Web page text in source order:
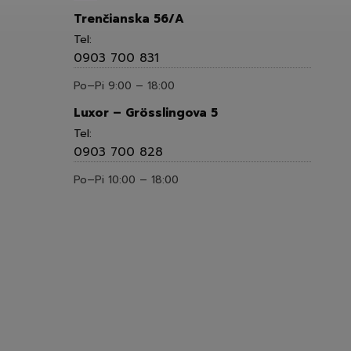
Trenčianska 56/A
Tel:
0903 700 831
Po–Pi 9:00 – 18:00
Luxor – Grösslingova 5
Tel:
0903 700 828
Po–Pi 10:00 – 18:00